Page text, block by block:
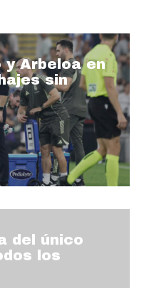
y Arbeloa en
sin
del único
los